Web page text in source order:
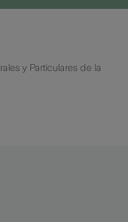
y Particulares de la